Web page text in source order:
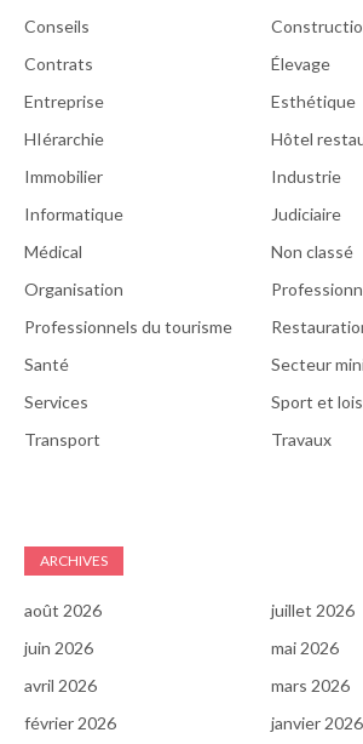
Conseils
Contrats
Élevage
Entreprise
Esthétique
HIérarchie
Hôtel
Immobilier
Industrie
Informatique
Judiciaire
Médical
Non classé
Organisation
Professionnels du tourisme
Santé
Secteur
Services
Sport et
Transport
Travaux
ARCHIVES
août 2026
juillet 2026
juin 2026
mai 2026
avril 2026
mars 2026
février 2026
janvier 2026